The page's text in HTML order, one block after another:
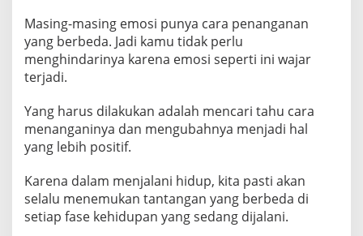
m
y
a
D
i
r
Masing-masing emosi punya cara penanganan
yang berbeda. Jadi kamu tidak perlu
menghindarinya karena emosi seperti ini wajar
terjadi.
Yang harus dilakukan adalah mencari tahu cara
menanganinya dan mengubahnya menjadi hal
yang lebih positif.
Karena dalam menjalani hidup, kita pasti akan
selalu menemukan tantangan yang berbeda di
setiap fase kehidupan yang sedang dijalani.